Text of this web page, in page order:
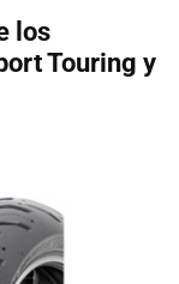
los
Touring y